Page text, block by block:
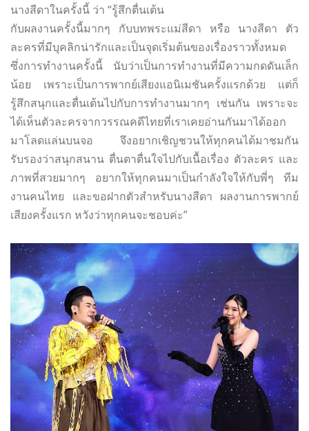
นางสีดาในครั้งนี้ ว่า “รู้สึกตื่นเต้น
กับผลงานครั้งนี้มากๆ กับบทพระแม่สีดา หรือ นางสีดา ตัว
ละครที่มีบุคลิกน่ารักและเป็นจุดเริ่มต้นของเรื่องราวทั้งหมด
ซึ่งการทำงานครั้งนี้ นับว่าเป็นการทำงานที่มีความกดดันเล็ก
น้อย เพราะเป็นการพากย์เสียงแอนิเมชันครั้งแรกด้วย แต่ก็
รู้สึกสนุกและตื่นเต้นไปกับการทำงานมากๆ เช่นกัน เพราะจะ
ได้เห็นตัวละครจากวรรณคดีไทยที่เราเคยอ่านกันมาได้ออก
มาโลดแล่นบนจอ จึงอยากเชิญชวนให้ทุกคนได้มาชมกัน
รับรองว่าสนุกสนาน ตื่นตาตื่นใจไปกับเนื้อเรื่อง ตัวละคร และ
ภาพที่สวยมากๆ อยากให้ทุกคนมาเป็นกำลังใจให้กับพี่ๆ ทีม
งานคนไทย และขอฝากตัวสำหรับนางสีดา ผลงานการพากย์
เสียงครั้งแรก หวังว่าทุกคนจะชอบค่ะ”